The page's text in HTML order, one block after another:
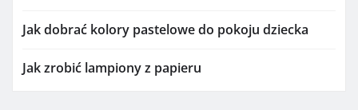
Jak dobrać kolory pastelowe do pokoju dziecka
Jak zrobić lampiony z papieru